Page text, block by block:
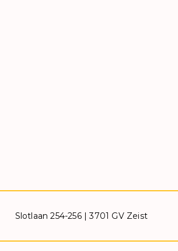
Slotlaan 254-256 | 3701 GV Zeist